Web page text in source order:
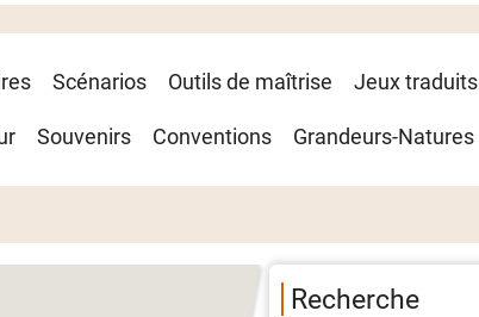
Scénarios Outils de maîtrise Jeux traduits
Souvenirs Conventions Grandeurs-Natures
Recherche